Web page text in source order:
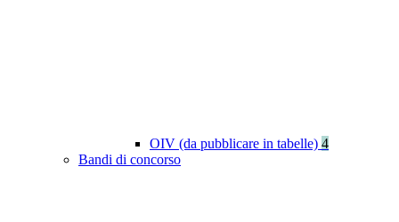
OIV (da pubblicare in tabelle) 4
Bandi di concorso